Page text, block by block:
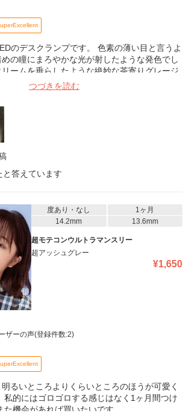
のデスクランプです。 色素の薄い目と言うよ
の瞳にまろやかな光が射したような発色でし
ームを垂らしたような絶妙な茶寄りグレージ
プグレージュって名前がピッタリだなと思いま
似合わなくて苦手意識でしたがグレーのおかげ
リピしたいです
つづきを読む
と答えています
度あり・なし
1ヶ月
14.2mm
13.6mm
超モテコンウルトラマンスリー
超アッシュグレー
¥1,650
ザーの声(登録件数:2)
るいところよりくらいところのほうが可愛く
私的にはゴロゴロする感じはなく1ヶ月間つけ
機会があれば買いたいです。